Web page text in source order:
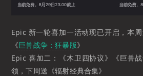
Epic 新一轮喜加一活动现已开启，本
《巨兽战争：狂暴版》
Epic 喜加二：《木卫四协议》《巨兽
领，下周送《辐射经典合集》